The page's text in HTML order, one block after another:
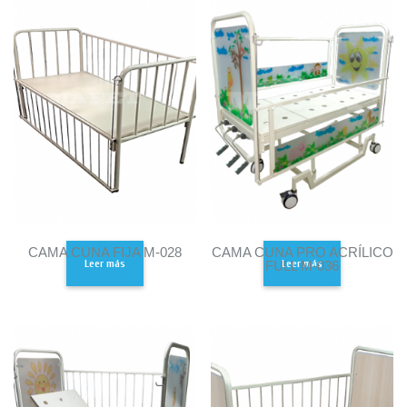
CAMA CUNA FIJA M-028
Leer más
CAMA CUNA PRO ACRÍLICO
FULL M-036
Leer más